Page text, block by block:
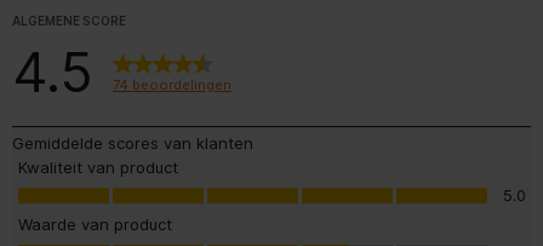
Materiaal behuizing
Gebruiksvriendelijk
Inhoud van de verpakking
Volume koolzuurfles 1 l
ALGEMENE SCORE
4.5 74 beoordelingen
Gemiddelde scores van klanten
Kwaliteit van product
Kwaliteit van product, 5.0 van 5
5.0
Waarde van product
Waarde van product, 3.5 van 5